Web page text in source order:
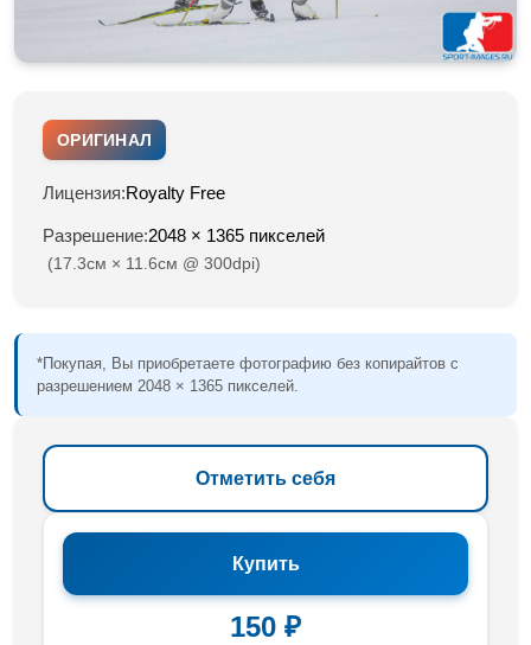
ОРИГИНАЛ
Лицензия:Royalty Free
Разрешение:2048 × 1365 пикселей
(17.3см × 11.6см @ 300dpi)
*Покупая, Вы приобретаете фотографию без копирайтов с
разрешением 2048 × 1365 пикселей.
Отметить себя
Купить
150 ₽